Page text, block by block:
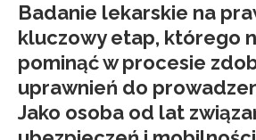
Badanie lekarskie na
kluczowy etap, którego
pominąć w procesie
uprawnień do
Jako osoba od lat